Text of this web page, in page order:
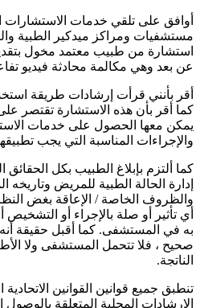
أوافق على تلقي خدمات الاستشارات
مستشفيات ومراكز ميدكير الطبية
استشارة من طبيب معتمد مخول
عن بعد وهي مكالمة محادثة فيديو
أقر بأنني قرأت إرشادات طريقة
كما أقر بأن هذه الاستشارة تقتصر
يمكن معها الحصول على خدمات
والإجراءات المناسبة التي يجب
كما ألتزم بإبلاغ الطبيب بكل الحقائق
إدارة الحالة الطبية للمريض
والظروف الخاصة / الإعاقة بغض
أي تأثير أو صلة بالإجراء أو التشخيص
به في المستشفى. كما أقبل حقيقة
صحيح ، فلا تتحمل المستشفى ولا
الناتجة.
تنطبق جميع قوانين القوانين
الإرشادات المحلية المتعلقة